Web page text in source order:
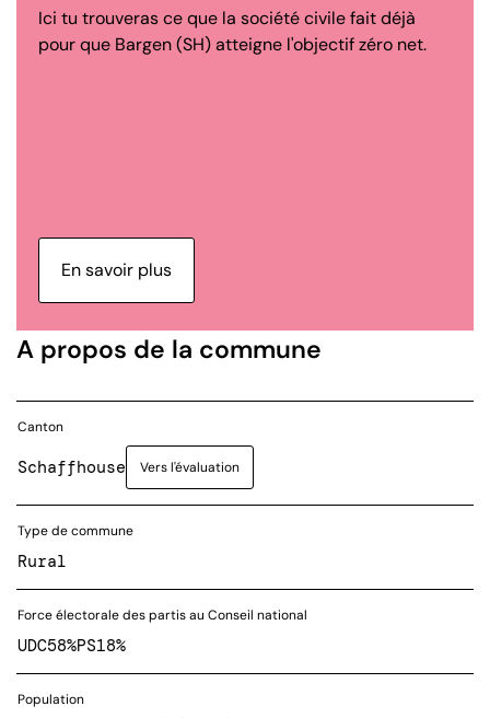
Ici tu trouveras ce que la société civile fait déjà
pour que Bargen (SH) atteigne l'objectif zéro net.
En savoir plus
A propos de la commune
Canton
Schaffhouse Vers l'évaluation
Type de commune
Rural
Force électorale des partis au Conseil national
UDC58%PS18%
Population